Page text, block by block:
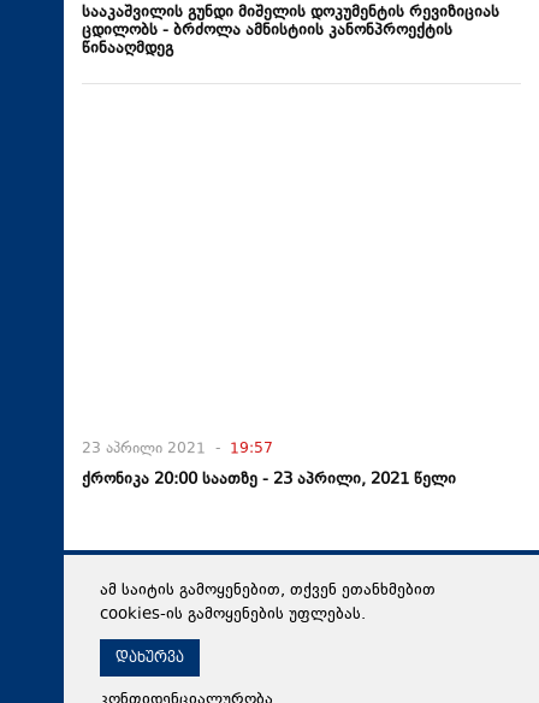
სააკაშვილის გუნდი მიშელის დოკუმენტის რევიზიციას
ცდილობს - ბრძოლა ამნისტიის კანონპროექტის
წინააღმდეგ
23 აპრილი 2021 - 19:57
ქრონიკა 20:00 საათზე - 23 აპრილი, 2021 წელი
ამ საიტის გამოყენებით, თქვენ ეთანხმებით
cookies-ის გამოყენების უფლებას.
დახურვა